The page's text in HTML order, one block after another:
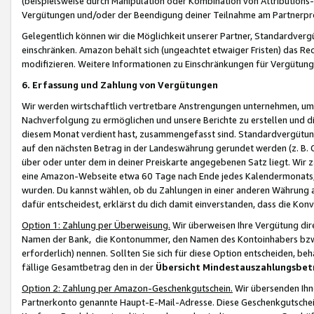
Vergütungen und/oder der Beendigung deiner Teilnahme am
Gelegentlich können wir die Möglichkeit unserer Partner,
einschränken. Amazon behält sich (ungeachtet etwaiger Fristen) das
modifizieren. Weitere Informationen zu Einschränkungen für
6. Erfassung und Zahlung von Vergütungen
Wir werden wirtschaftlich vertretbare Anstrengungen unternehmen,
Nachverfolgung zu ermöglichen und unsere Berichte zu erstellen und
diesem Monat verdient hast, zusammengefasst sind.
auf den nächsten Betrag in der Landeswährung gerundet werden (z.
über oder unter dem in deiner Preiskarte angegebenen Satz liegt.
eine Amazon-Webseite etwa 60 Tage nach Ende jedes
wurden. Du kannst wählen, ob du Zahlungen in einer anderen
dafür entscheidest, erklärst du dich damit einverstanden, dass die
Option 1: Zahlung per Überweisung. Wir überweisen Ihre Vergütung
Namen der Bank, die Kontonummer, den Namen des Kontoinhabers
erforderlich) nennen. Sollten Sie sich für diese Option entscheiden,
fällige Gesamtbetrag den in der Übersicht
Option 2: Zahlung per Amazon-Geschenkgutschein. Wir übersenden
Partnerkonto genannte Haupt-E-Mail-Adresse. Diese